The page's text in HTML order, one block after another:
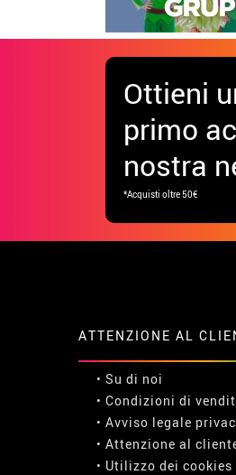
Ottieni
primo
nostra
*Acquisti oltre 50€
ATTENZIONE AL
• Su di noi
• Condizioni di
• Avviso legale
• Attenzione al
• Utilizzo dei cookies